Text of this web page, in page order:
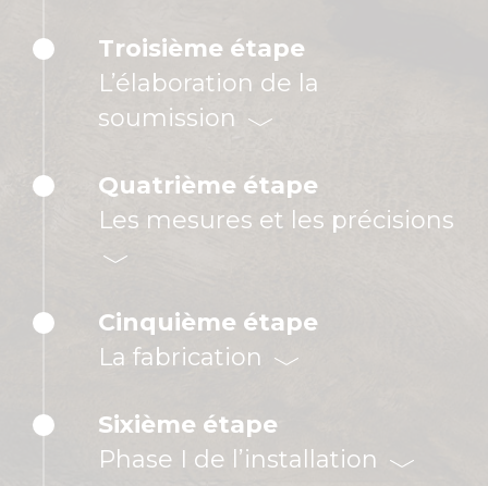
Troisième étape
L’élaboration de la
soumission
Quatrième étape
Les mesures et les précisions
Cinquième étape
La fabrication
Sixième étape
Phase I de l’installation